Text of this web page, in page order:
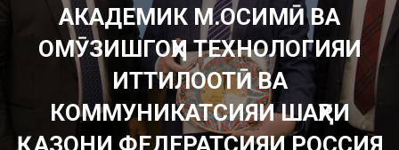
A
T
I
N
АКАДЕМИК М.ОСИМӢ ВА
ОМӮЗИШГОҲИ ТЕХНОЛОГИЯИ
ИТТИЛООТӢ ВА
КОММУНИКАТСИЯИ ШАҲРИ
ҚАЗОНИ ФЕДЕРАТСИЯИ РОССИЯ